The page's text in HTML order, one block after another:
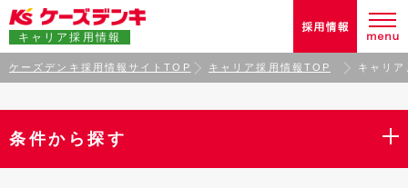
キャリア採用情報
ケーズデンキ採用情報サイトTOP キャリア採用情報TOP キャリ
条件から探す